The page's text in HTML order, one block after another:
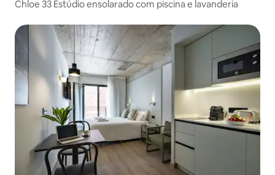
Chloe 33 Estúdio ensolarado com piscina e lavanderia